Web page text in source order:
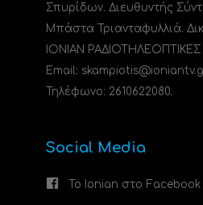
Σπυρίδων. Διευθυντής
Μπάστα Τριανταφυλλιά.
ΙΟΝΙΑΝ ΡΑΔΙΟΤΗΛΕΟΠΤΙΚΕΣ
Email:
Τηλέφωνο: 2610622080.
Social Media
Το Ionian στο Facebook